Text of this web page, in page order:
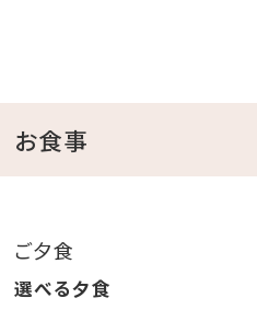
ホテルでチケットのみ
確認ください。
○ジャングリア沖縄パー
場）は、事前予約制です。
来場前に予約券をジャ
・大人（12歳以上）：6，
※「沖縄県民特別チケット」
○チェックイン日翌日にご入
OKINAWA公式サイトより別
い。
お食事
ご夕食
選べる夕食